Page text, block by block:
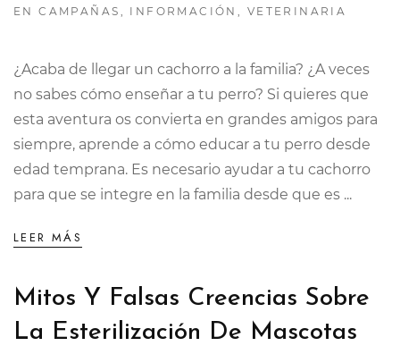
ENCAMPAÑAS , INFORMACIÓN , VETERINARIA
¿Acaba de llegar un cachorro a la familia? ¿A veces
no sabes cómo enseñar a tu perro? Si quieres que
esta aventura os convierta en grandes amigos para
siempre, aprende a cómo educar a tu perro desde
edad temprana. Es necesario ayudar a tu cachorro
para que se integre en la familia desde que es ...
LEER MÁS
Mitos Y Falsas Creencias Sobre
La Esterilización De Mascotas